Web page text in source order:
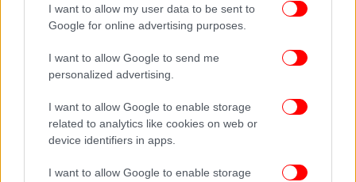
I want to allow my user data to be sent to
Google for online advertising purposes.
I want to allow Google to send me
personalized advertising.
I want to allow Google to enable storage
related to analytics like cookies on web or
device identifiers in apps.
I want to allow Google to enable storage
SMS, ελεύθερη η μετακίνηση από νομό σε νομό